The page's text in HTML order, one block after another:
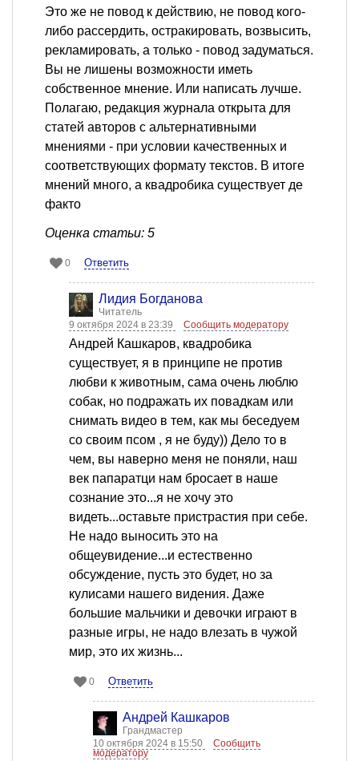
Это же не повод к действию, не повод кого-
либо рассердить, остракировать, возвысить,
рекламировать, а только - повод задуматься.
Вы не лишены возможности иметь
собственное мнение. Или написать лучше.
Полагаю, редакция журнала открыта для
статей авторов с альтернативными
мнениями - при условии качественных и
соответствующих формату текстов. В итоге
мнений много, а квадробика существует де
факто
Оценка статьи: 5
0 Ответить
Лидия Богданова
Читатель
9 октября 2024 в 23:39
Сообщить модератору
Андрей Кашкаров, квадробика
существует, я в принципе не против
любви к животным, сама очень люблю
собак, но подражать их повадкам или
снимать видео в тем, как мы беседуем
со своим псом , я не буду)) Дело то в
чем, вы наверно меня не поняли, наш
век папаратци нам бросает в наше
сознание это...я не хочу это
видеть...оставьте пристрастия при себе.
Не надо выносить это на
общеувидение...и естественно
обсуждение, пусть это будет, но за
кулисами нашего видения. Даже
большие мальчики и девочки играют в
разные игры, не надо влезать в чужой
мир, это их жизнь...
0 Ответить
Андрей Кашкаров
Грандмастер
10 октября 2024 в 15:50
Сообщить
модератору